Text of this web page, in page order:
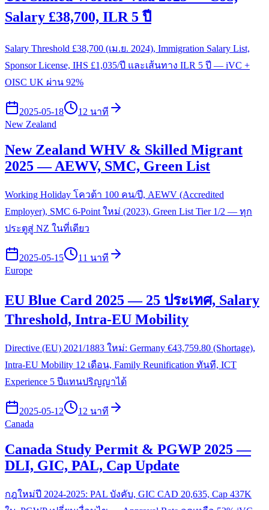
Salary £38,700, ILR 5 ปี
Salary Threshold £38,700 (เม.ย. 2024), Immigration Salary List,
Sponsor License, IHS £1,035/ปี และเส้นทาง ILR 5 ปี — iVC +
OISC UK ผ่าน 92%
2025-05-18
12 นาที
New Zealand
New Zealand WHV & Skilled Migrant
2025 — AEWV, SMC, Green List
Working Holiday โควต้า 100 คน/ปี, AEWV (Accredited
Employer), SMC 6-Point ใหม่ (2023), Green List Tier 1/2 — ทุก
ประตูสู่ NZ ในที่เดียว
2025-05-15
11 นาที
Europe
EU Blue Card 2025 — 25 ประเทศ, Salary
Threshold, Intra-EU Mobility
Directive (EU) 2021/1883 ใหม่: Germany €43,759.80 (Shortage),
Intra-EU Mobility 12 เดือน, Family Reunification ทันที, ICT
Experience 5 ปีแทนปริญญาได้
2025-05-12
12 นาที
Canada
Canada Study Permit & PGWP 2025 —
DLI, GIC, PAL, Cap Update
กฎใหม่ปี 2024-2025: PAL บังคับ, GIC CAD 20,635, Cap 437K